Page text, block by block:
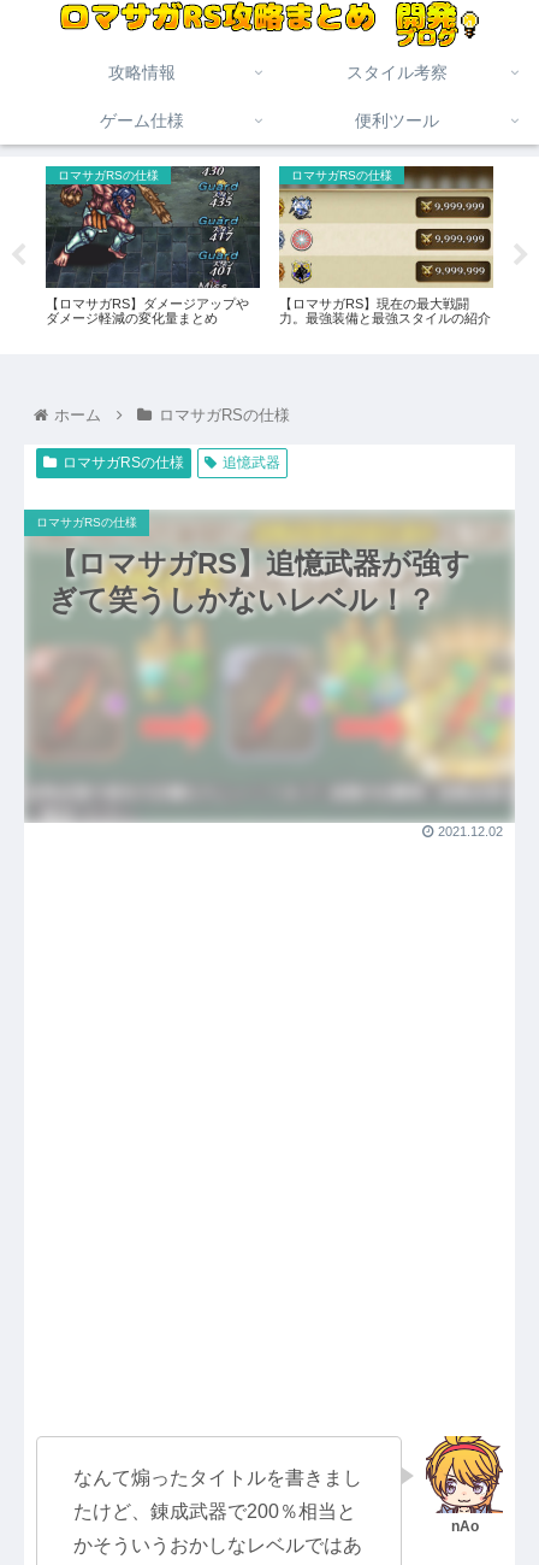
攻略情報 スタイル考察
ゲーム仕様 便利ツール
ロマサガRSの仕様
【ロマサガRS】ダメージアップや
ダメージ軽減の変化量まとめ
ロマサガRSの仕様
【ロマサガRS】現在の最大戦闘
力。最強装備と最強スタイルの紹介
ホーム ロマサガRSの仕様
ロマサガRSの仕様 追憶武器
【ロマサガRS】追憶武器が強す
ぎて笑うしかないレベル！？
ロマサガRSの仕様
2021.12.02
なんて煽ったタイトルを書きまし
たけど、錬成武器で200％相当と
かそういうおかしなレベルではあ